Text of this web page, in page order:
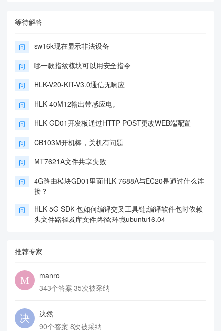
等待解答
问 sw16k现在显示非法设备
问 哪一款指纹模块可以用安全指令
问 HLK-V20-KIT-V3.0通信无响应
问 HLK-40M12输出带感应电。
问 HLK-GD01开发板通过HTTP POST更改WEB端配置
问 CB103M开机棒，关机有问题
问 MT7621A文件共享失败
问
4G路由模块GD01里面HLK-7688A与EC20是通过什么连
接？
问
HLK-5G SDK 包如何编译交叉工具链;编译软件包时依赖
头文件路径及库文件路径;环境ubuntu16.04
推荐专家
manro
343个答案 35次被采纳
决然
90个答案 8次被采纳